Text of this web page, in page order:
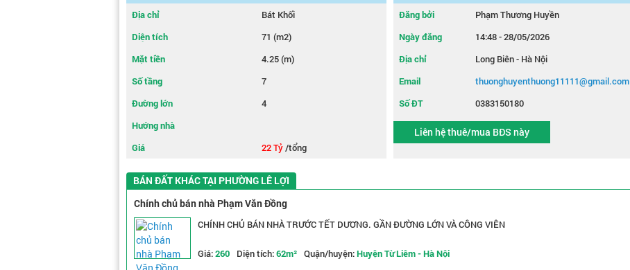
Địa chỉ
Bát Khối
Diện tích
71 (m2)
Mặt tiền
4.25 (m)
Số tầng
7
Đường lớn
4
Hướng nhà
Giá
22 Tỷ/tổng
Đăng bởi
Phạm Thương Huyền
Ngày đăng
14:48 - 28/05/2026
Địa chỉ
Long Biên - Hà Nội
Email
thuonghuyenthuong11111@gmail.com
Số ĐT
0383150180
Liên hệ thuê/mua BĐS này
BÁN ĐẤT KHÁC TẠI PHƯỜNG LÊ LỢI
Chính chủ bán nhà Phạm Văn Đồng
CHÍNH CHỦ BÁN NHÀ TRƯỚC TẾT DƯƠNG. GẦN ĐƯỜNG LỚN VÀ CÔNG VIÊN
Giá:260 Diện tích:62m² Quận/huyện:Huyện Từ Liêm - Hà Nội